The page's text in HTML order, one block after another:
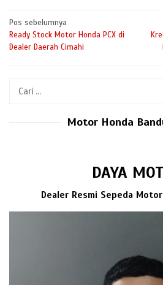
Navigasi
pos
Pos sebelumnya
Ready Stock Motor Honda PCX di
Dealer Daerah Cimahi
Cari
Motor Honda
DAYA
Dealer Resmi Sepeda